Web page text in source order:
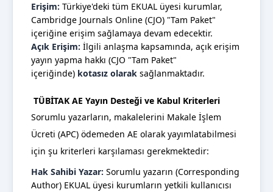
Erişim: Türkiye'deki tüm EKUAL üyesi kurumlar,
Cambridge Journals Online (CJO) "Tam Paket"
içeriğine erişim sağlamaya devam edecektir.
Açık Erişim: İlgili anlaşma kapsamında, açık erişim
yayın yapma hakkı (CJO "Tam Paket"
içeriğinde) kotasız olarak sağlanmaktadır.
TÜBİTAK AE Yayın Desteği ve Kabul Kriterleri
Sorumlu yazarların, makalelerini Makale İşlem
Ücreti (APC) ödemeden AE olarak yayımlatabilmesi
için şu kriterleri karşılaması gerekmektedir:
Hak Sahibi Yazar: Sorumlu yazarın (Corresponding
Author) EKUAL üyesi kurumların yetkili kullanıcısı